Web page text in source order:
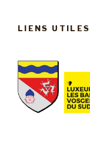
LIENS UTILES